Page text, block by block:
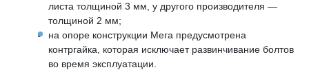
листа толщиной 3 мм, у другого производителя —
толщиной 2 мм;
на опоре конструкции Мега предусмотрена
контргайка, которая исключает развинчивание болтов
во время эксплуатации.